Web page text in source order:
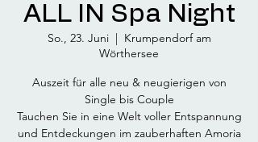
ALL IN Spa Night
So., 23. Juni
  |
Krumpendorf am
Wörthersee
Auszeit für alle neu & neugierigen von
Single bis Couple
Tauchen Sie in eine Welt voller Entspannung
und Entdeckungen im zauberhaften Amoria